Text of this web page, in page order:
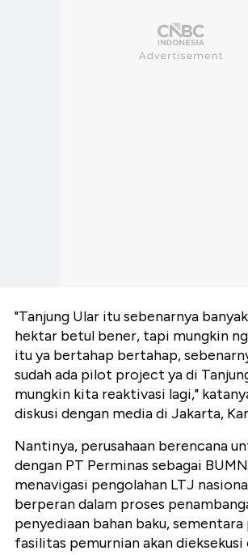
"Tanjung Ular itu sebenarnya
hektar betul bener, tapi mungkin
itu ya bertahap bertahap,
sudah ada pilot project ya di
mungkin kita reaktivasi lagi,"
diskusi dengan media di Jakarta,
Nantinya, perusahaan berencana
dengan PT Perminas sebagai
menavigasi pengolahan LTJ
berperan dalam proses
penyediaan bahan baku,
fasilitas pemurnian akan dieksekusi